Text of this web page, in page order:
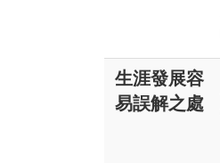
生涯發展容
易誤解之處